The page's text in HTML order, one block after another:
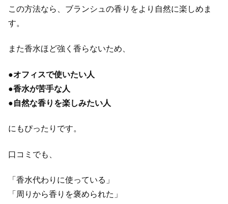
この方法なら、ブランシュの香りをより自然に楽しめま
す。
また香水ほど強く香らないため、
●オフィスで使いたい人
●香水が苦手な人
●自然な香りを楽しみたい人
にもぴったりです。
口コミでも、
「香水代わりに使っている」
「周りから香りを褒められた」